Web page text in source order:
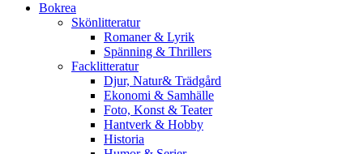
Bokrea
Skönlitteratur
Romaner & Lyrik
Spänning & Thrillers
Facklitteratur
Djur, Natur& Trädgård
Ekonomi & Samhälle
Foto, Konst & Teater
Hantverk & Hobby
Historia